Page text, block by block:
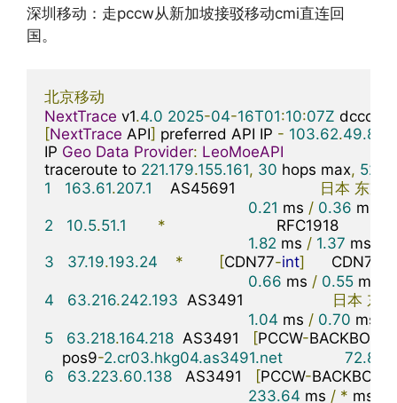
深圳移动：走pccw从新加坡接驳移动cmi直连回
国。
北京移动
NextTrace v1.4.0 2025-04-16T01:10:07Z
[NextTrace API] preferred API IP - 103.62.49.83
IP Geo Data Provider: LeoMoeAPI
traceroute to 221.179.155.161, 30 hops max, 52
1
163.61.207.1
    AS45691
日本 东京
0.21 ms / 0.36 ms
2
10.5.51.1 *
                         RFC1918
1.82 ms / 1.37 ms
3
37.19.193.24 * [CDN77-int]
      CDN77
0.66 ms / 0.55 ms
4
63.216.242.193
  AS3491
日本 东
1.04 ms / 0.70 ms
5
63.218.164.218
  AS3491
[PCCW-BACKBONE
    pos9
-2.cr03.hkg04.as3491.net 72.84
6
63.223.60.138
   AS3491
[PCCW-BACKBONE
233.64 ms / * ms